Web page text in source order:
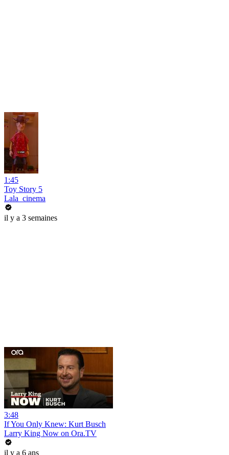
1:45
Toy Story 5
Lala_cinema
il y a 3 semaines
3:48
If You Only Knew: Kurt Busch
Larry King Now on Ora.TV
il y a 6 ans